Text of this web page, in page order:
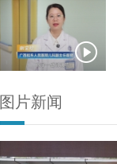

图片新闻